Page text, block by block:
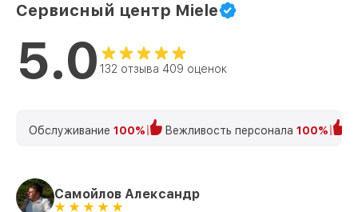
Сервисный центр Miele
5.0 132 отзыва 409 оценок
Обслуживание 100% Вежливость персонала 100%
Самойлов Александр